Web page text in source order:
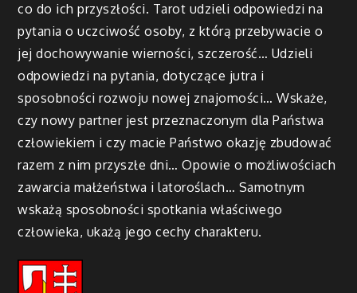
co do ich przyszłości. Tarot udzieli odpowiedzi na
pytania o uczciwość osoby, z którą przebywacie o
jej dochowywanie wierności, szczerość… Udzieli
odpowiedzi na pytania, dotyczące jutra i
sposobności rozwoju nowej znajomości… Wskaże,
czy nowy partner jest przeznaczonym dla Państwa
człowiekiem i czy macie Państwo okazję zbudować
razem z nim przyszłe dni… Opowie o możliwościach
zawarcia małżeństwa i latoroślach… Samotnym
wskażą sposobności spotkania właściwego
człowieka, ukażą jego cechy charakteru.